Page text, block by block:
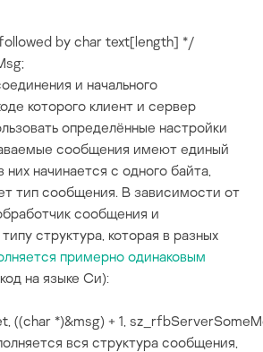
by char text[length] */
и начального
которого клиент и сервер
определённые настройки
сообщения имеют единый
начинается с одного байта,
тип сообщения. В зависимости от
сообщения и
структура, которая в разных
примерно одинаковым
на языке Си):
((char *)&msg) + 1,
вся структура сообщения,